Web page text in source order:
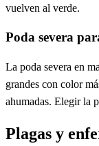
vuelven al verde.
Poda severa
La poda severa en
grandes con color
ahumadas. Elegir la
Plagas y